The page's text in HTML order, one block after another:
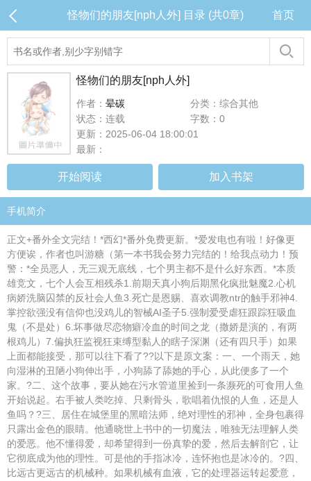
怪物们的朋友[nph人外] 目录 (共0章) 首页
怪物们的朋友[nph人外]
作者： 晕碳
分类：综合其他
状态：连载
字数：0
更新：2025-06-04 18:00:01
最新：
开始阅读 加入书架
手机简介
正文+番外全文完结！*西幻*番外免费更新。*爱发电也有啦！好像更
方便诶，作者也叫游糖（第一本书我会努力完结的！给我点动力！预
警：*全员恶人，无三观无底线，七个男主都不是什么好东西。*本质
雄竞文，七个人会互相残杀1.前期天真小狗后期黑化疯批魅魔2.心机
病娇洗脑囚禁的反社会人鱼3.死亡是恩赐、喜欢调教ntr的触手邪神4.
掌控欲强没有信仰也没鸡儿的智械AI圣子5.强制爱受虐狂跟踪狂吸血
鬼（不是处）6.坏事做尽恋物癖冷血的时间之龙（撒娇是演的，有两
根鸡儿）7.偏执狂监视狂束缚型黏人的瞎子深渊（还有四只手）如果
上面都能接受，那可以往下看了??以下是原文案：一、一个雨天，她
向湿淋的丑陋小狗伸出手，小狗舔了舔她的手心，从此便多了一个
家。?二、这个故事，要从她在污水管道里捡到一条濒死的可食用人鱼
开始说起。右手被人类吃掉、只剩骨头，歌唱着仇恨的人鱼，还是人
鱼吗？?三、居住在城堡里的黑暗法师，绝对理性的邪神，全身包裹得
只露出金色的眼睛。他通晓世上书中的一切魔法，唯独无法理解人类
的爱恶。他不懂得爱，却希望得到一份真挚的爱，然后去解剖它，让
它彻底成为他的理性。可是他的手指冰冷，连怀抱也是冰冷的。?四、
比远古更远古的机械种。如果机械有血液，它的处理器运转起爱意，